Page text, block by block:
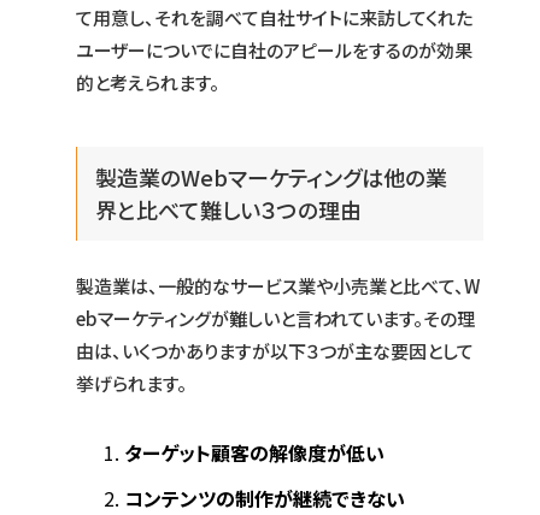
て用意し、それを調べて自社サイトに来訪してくれた
ユーザーについでに自社のアピールをするのが効果
的と考えられます。
製造業のWebマーケティングは他の業
界と比べて難しい３つの理由
製造業は、一般的なサービス業や小売業と比べて、W
ebマーケティングが難しいと言われています。その理
由は、いくつかありますが以下３つが主な要因として
挙げられます。
ターゲット顧客の解像度が低い
コンテンツの制作が継続できない